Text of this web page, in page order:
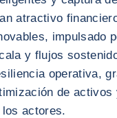
atractivo
impulsado
y flujos
operativa,
de
los actores.